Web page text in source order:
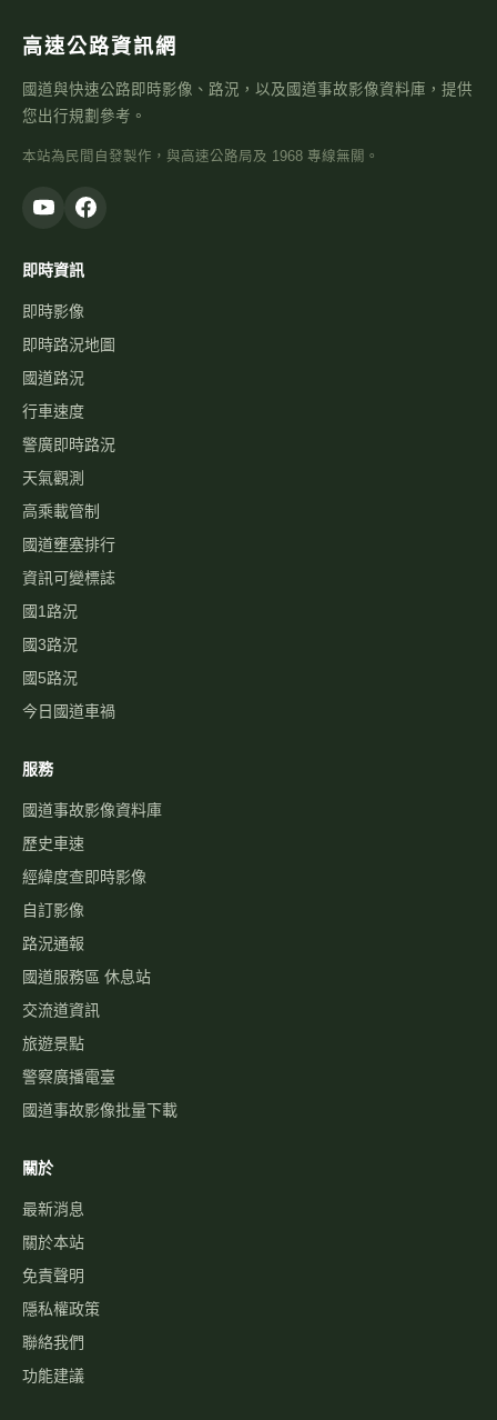
高速公路資訊網
國道與快速公路即時影像、路況，以及國道事故影像資料庫，提供
您出行規劃參考。
本站為民間自發製作，與高速公路局及 1968 專線無關。
即時資訊
即時影像
即時路況地圖
國道路況
行車速度
警廣即時路況
天氣觀測
高乘載管制
國道壅塞排行
資訊可變標誌
國1路況
國3路況
國5路況
今日國道車禍
服務
國道事故影像資料庫
歷史車速
經緯度查即時影像
自訂影像
路況通報
國道服務區 休息站
交流道資訊
旅遊景點
警察廣播電臺
國道事故影像批量下載
關於
最新消息
關於本站
免責聲明
隱私權政策
聯絡我們
功能建議